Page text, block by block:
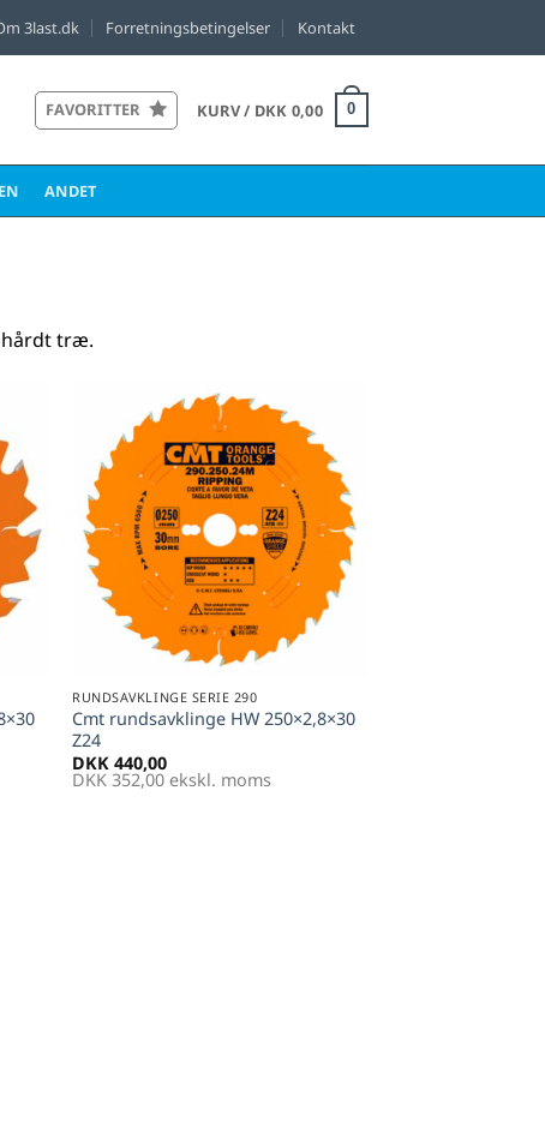
3last.dk Forretningsbetingelser Kontakt
FAVORITTER KURV / DKK 0,00 0
ANDET
hårdt træ.
til
Føj til
favoritter
RUNDSAVKLINGE SERIE 290
Cmt rundsavklinge HW 250×2,8×30
Z24
DKK 440,00
DKK 352,00 ekskl. moms